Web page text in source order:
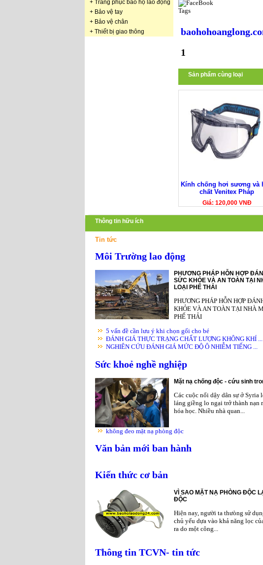
+ Trang phục bảo hộ lao động
+ Bảo vệ tay
+ Bảo vệ chân
+ Thiết bị giao thông
Tags
1
Sản phẩm cùng loại
Kính chống hơi sương và
chất Venitex Pháp
Giá: 120,000 VNĐ
Thông tin hữu ích
Tin tức
Môi Trường lao động
PHƯƠNG PHÁP HỖN HỢP
SỨC KHỎE VÀ AN TOÀN TẠI
LOẠI PHẾ THẢI
PHƯƠNG PHÁP HỖN HỢP
KHỎE VÀ AN TOÀN TẠI NHÀ
PHẾ THẢI
5 vấn đề cần lưu ý khi chọn gối cho bé
ĐÁNH GIÁ THỰC TRẠNG CHẤT LƯỢNG KHÔNG KHÍ ...
NGHIÊN CỨU ĐÁNH GIÁ MỨC ĐỘ Ô NHIỄM TIẾNG ...
Sức khoẻ nghề nghiệp
Mặt nạ chống độc - cứu sinh
Các cuộc nổi dậy dân sự ở Syria
láng giềng lo ngại trở thành nạn
hóa học. Nhiều nhà quan...
không đeo mặt nạ phòng độc
Văn bản mới ban hành
Kiến thức cơ bản
VÌ SAO MẶT NẠ PHÒNG ĐỘC
ĐỘC
Hiện nay, người ta thưòng sử
chủ yếu dựa vào khả năng lọc
ra do một công...
Thông tin TCVN- tin tức